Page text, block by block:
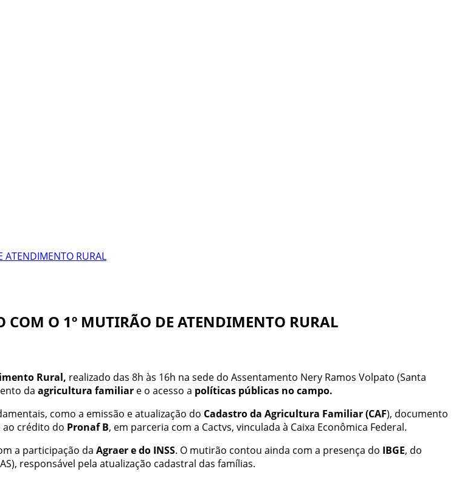
ATENDIMENTO RURAL
COM O 1º MUTIRÃO DE ATENDIMENTO RURAL
Rural, realizado das 8h às 16h na sede do Assentamento Nery Ramos Volpato (Santa
da agricultura familiar e o acesso a políticas públicas no campo.
como a emissão e atualização do Cadastro da Agricultura Familiar (CAF), documento
ao crédito do Pronaf B, em parceria com a Cactvs, vinculada à Caixa Econômica Federal.
a participação da Agraer e do INSS. O mutirão contou ainda com a presença do IBGE, do
responsável pela atualização cadastral das famílias.